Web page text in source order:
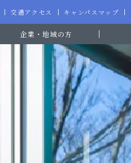
交通アクセス キャンパスマップ
企業・地域の方